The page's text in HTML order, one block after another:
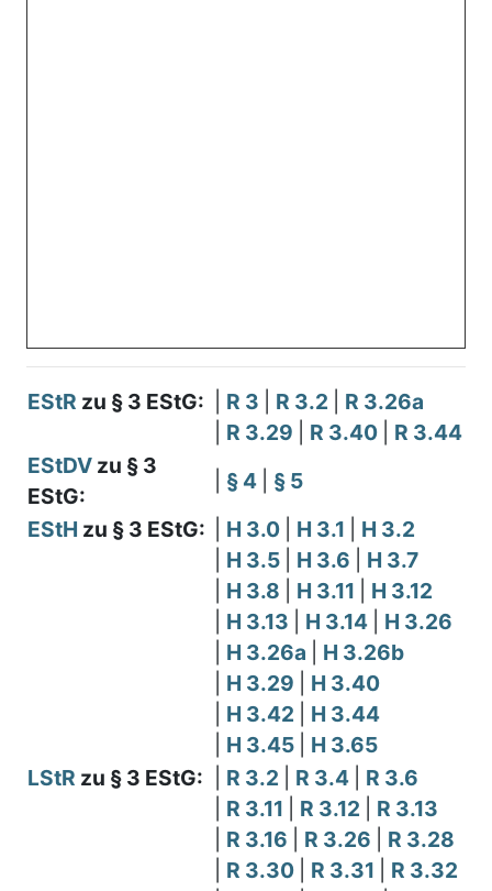
EStR zu § 3 EStG: R 3 R 3.2
R 3.26a
R 3.29 R 3.40
R 3.44
EStDV zu § 3
EStG:
§ 4
§ 5
EStH zu § 3 EStG: H 3.0 H 3.1
H 3.2
H 3.5 H 3.6
H 3.7
H 3.8 H 3.11
H 3.12
H 3.13 H 3.14
H 3.26
H 3.26a
H 3.26b
H 3.29
H 3.40
H 3.42
H 3.44
H 3.45
H 3.65
LStR zu § 3 EStG: R 3.2 R 3.4
R 3.6
R 3.11 R 3.12
R 3.13
R 3.16 R 3.26
R 3.28
R 3.30 R 3.31
R 3.32